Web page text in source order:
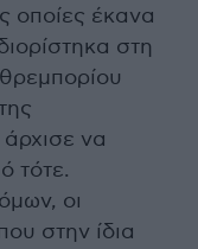
οποίες έκανα
στη
να
τότε.
οι
στην ίδια